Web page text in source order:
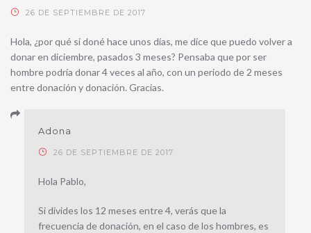
26 DE SEPTIEMBRE DE 2017
Hola, ¿por qué si doné hace unos días, me dice que puedo volver a
donar en diciembre, pasados 3 meses? Pensaba que por ser
hombre podría donar 4 veces al año, con un periodo de 2 meses
entre donación y donación. Gracias.
Adona
26 DE SEPTIEMBRE DE 2017
Hola Pablo,
Si divides los 12 meses entre 4, verás que la
frecuencia de donación, en el caso de los hombres, es